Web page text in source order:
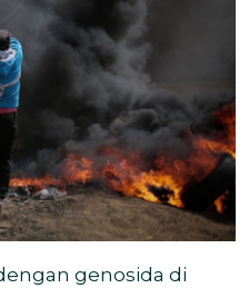
genosida di